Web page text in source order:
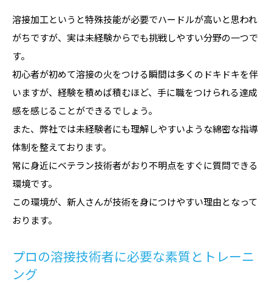
溶接加工というと特殊技能が必要でハードルが高いと思われ
がちですが、実は未経験からでも挑戦しやすい分野の一つで
す。
初心者が初めて溶接の火をつける瞬間は多くのドキドキを伴
いますが、経験を積めば積むほど、手に職をつけられる達成
感を感じることができるでしょう。
また、弊社では未経験者にも理解しやすいような綿密な指導
体制を整えております。
常に身近にベテラン技術者がおり不明点をすぐに質問できる
環境です。
この環境が、新人さんが技術を身につけやすい理由となって
おります。
プロの溶接技術者に必要な素質とトレーニ
ング